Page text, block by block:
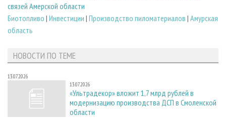
связей Амерской области
Биотопливо | Инвестиции | Производство пиломатериалов | Амурская
область
НОВОСТИ ПО ТЕМЕ
13.07.2026
13.07.2026
«Ультрадекор» вложит 1,7 млрд рублей в
модернизацию производства ДСП в Смоленской
области